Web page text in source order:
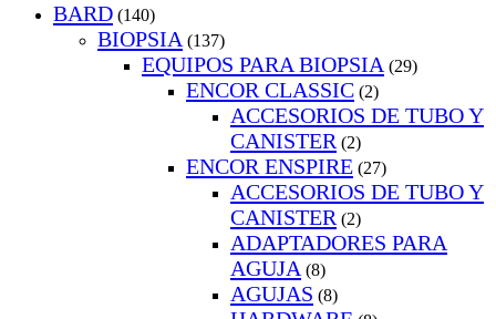
BARD (140)
BIOPSIA (137)
EQUIPOS PARA BIOPSIA (29)
ENCOR CLASSIC (2)
ACCESORIOS DE TUBO Y
CANISTER (2)
ENCOR ENSPIRE (27)
ACCESORIOS DE TUBO Y
CANISTER (2)
ADAPTADORES PARA
AGUJA (8)
AGUJAS (8)